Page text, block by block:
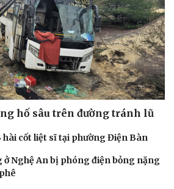
hố sâu trên đường tránh lũ
hài cốt liệt sĩ tại phường Điện Bàn
ở Nghệ An bị phóng điện bỏng nặng